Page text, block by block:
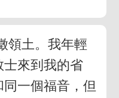
領土。我年輕
士來到我的省
一個福音，但